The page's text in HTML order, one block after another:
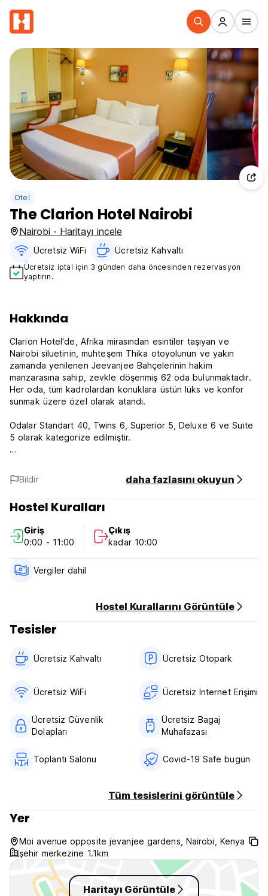
Otel
The Clarion Hotel Nairobi
Nairobi · Haritayı incele
Ücretsiz WiFi Ücretsiz Kahvaltı‎
Ücretsiz iptal için 3 günden daha öncesinden rezervasyon
yaptırın.
Hakkında
Clarion Hotel'de, Afrika mirasından esintiler taşıyan ve
Nairobi siluetinin, muhteşem Thika otoyolunun ve yakın
zamanda yenilenen Jeevanjee Bahçelerinin hakim
manzarasına sahip, zevkle döşenmiş 62 oda bulunmaktadır.
Her oda, tüm kadrolardan konuklara üstün lüks ve konfor
sunmak üzere özel olarak atandı.
Odalar Standart 40, Twins 6, Superior 5, Deluxe 6 ve Suite
5 olarak kategorize edilmiştir.
bağlanıyor ve bu da tüm tesisi bir erişim noktası haline
getiriyor. Daha fazla ayrıntı istiyorsanız ücret listemizi isteyin.
Çalışma Saatleri: Günlük, 7/24, oda kartıyla
Bildir daha fazlasını okuyun
Hostel Kuralları
Giriş
0:00 - 11:00
Çıkış
kadar 10:00
Vergiler dahil
Hostel Kurallarını Görüntüle
Tesisler
Ücretsiz Kahvaltı‎ Ücretsiz Otopark
Ücretsiz WiFi Ücretsiz Internet Erişimi
Ücretsiz Güvenlik
Dolapları
Ücretsiz Bagaj
Muhafazası
Toplantı Salonu Covid-19 Safe bugün
Tüm tesislerini görüntüle
Yer
Moi avenue opposite jevanjee gardens, Nairobi, Kenya
şehir merkezine 1.1km
Haritayı Görüntüle